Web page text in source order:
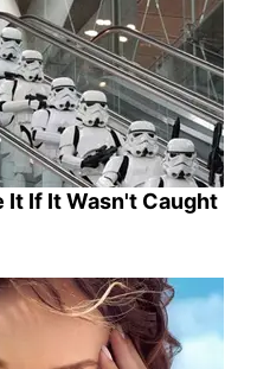
It If It Wasn't Caught